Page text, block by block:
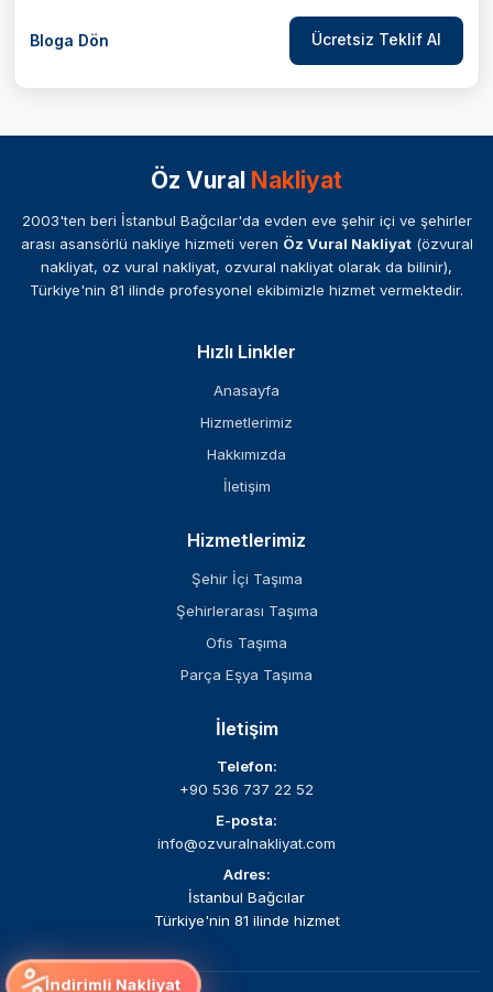
Bloga Dön Ücretsiz Teklif Al
Öz Vural Nakliyat
2003'ten beri İstanbul Bağcılar'da evden eve şehir içi ve şehirler
arası asansörlü nakliye hizmeti veren Öz Vural Nakliyat(özvural
nakliyat, oz vural nakliyat, ozvural nakliyat olarak da bilinir),
Türkiye'nin 81 ilinde profesyonel ekibimizle hizmet vermektedir.
Hızlı Linkler
Anasayfa
Hizmetlerimiz
Hakkımızda
İletişim
Hizmetlerimiz
Şehir İçi Taşıma
Şehirlerarası Taşıma
Ofis Taşıma
Parça Eşya Taşıma
İletişim
Telefon:
+90 536 737 22 52
E-posta:
info@ozvuralnakliyat.com
Adres:
İstanbul Bağcılar
Türkiye'nin 81 ilinde hizmet
%İndirimli Nakliyat